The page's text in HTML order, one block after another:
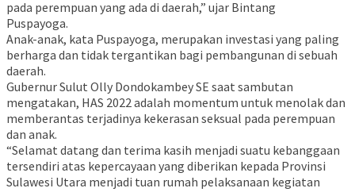
pada perempuan yang ada di daerah,” ujar Bintang
Puspayoga.
Anak-anak, kata Puspayoga, merupakan investasi yang paling
berharga dan tidak tergantikan bagi pembangunan di sebuah
daerah.
Gubernur Sulut Olly Dondokambey SE saat sambutan
mengatakan, HAS 2022 adalah momentum untuk menolak dan
memberantas terjadinya kekerasan seksual pada perempuan
dan anak.
“Selamat datang dan terima kasih menjadi suatu kebanggaan
tersendiri atas kepercayaan yang diberikan kepada Provinsi
Sulawesi Utara menjadi tuan rumah pelaksanaan kegiatan